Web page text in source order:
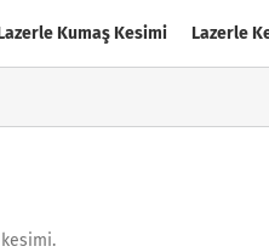
Kumaş Kesimi Lazerle